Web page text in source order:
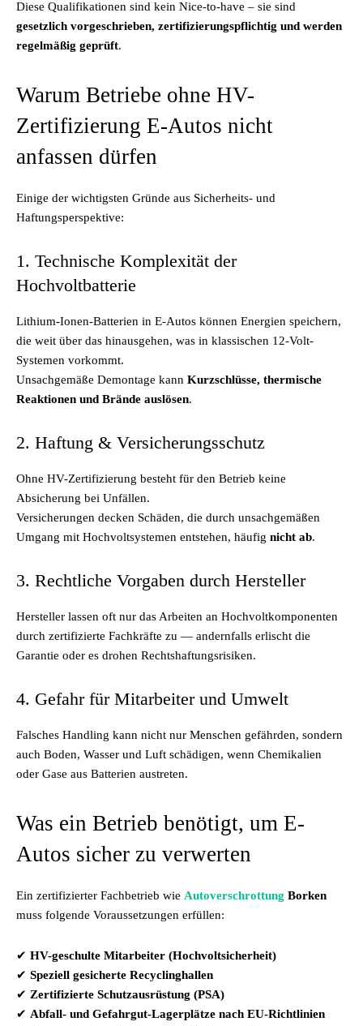
Diese Qualifikationen sind kein Nice-to-have – sie sind
gesetzlich vorgeschrieben, zertifizierungspflichtig und werden
regelmäßig geprüft.
Warum Betriebe ohne HV-
Zertifizierung E-Autos nicht
anfassen dürfen
Einige der wichtigsten Gründe aus Sicherheits- und
Haftungsperspektive:
1. Technische Komplexität der
Hochvoltbatterie
Lithium-Ionen-Batterien in E-Autos können Energien speichern,
die weit über das hinausgehen, was in klassischen 12-Volt-
Systemen vorkommt.
Unsachgemäße Demontage kann Kurzschlüsse, thermische
Reaktionen und Brände auslösen.
2. Haftung & Versicherungsschutz
Ohne HV-Zertifizierung besteht für den Betrieb keine
Absicherung bei Unfällen.
Versicherungen decken Schäden, die durch unsachgemäßen
Umgang mit Hochvoltsystemen entstehen, häufig nicht ab.
3. Rechtliche Vorgaben durch Hersteller
Hersteller lassen oft nur das Arbeiten an Hochvoltkomponenten
durch zertifizierte Fachkräfte zu — andernfalls erlischt die
Garantie oder es drohen Rechtshaftungsrisiken.
4. Gefahr für Mitarbeiter und Umwelt
Falsches Handling kann nicht nur Menschen gefährden, sondern
auch Boden, Wasser und Luft schädigen, wenn Chemikalien
oder Gase aus Batterien austreten.
Was ein Betrieb benötigt, um E-
Autos sicher zu verwerten
Ein zertifizierter Fachbetrieb wie Autoverschrottung Borken
muss folgende Voraussetzungen erfüllen:
✔ HV-geschulte Mitarbeiter (Hochvoltsicherheit)
✔ Speziell gesicherte Recyclinghallen
✔ Zertifizierte Schutzausrüstung (PSA)
✔ Abfall- und Gefahrgut-Lagerplätze nach EU-Richtlinien